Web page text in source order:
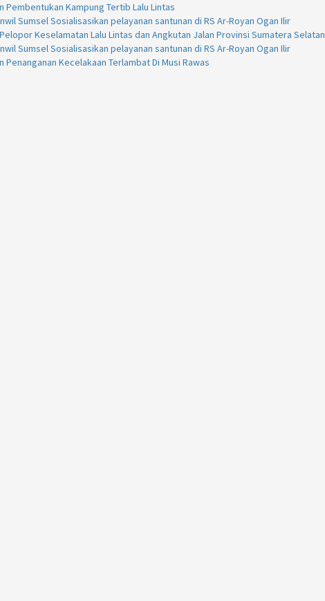
Pembentukan Kampung Tertib Lalu Lintas
Sumsel Sosialisasikan pelayanan santunan di RS Ar-Royan Ogan Ilir
Keselamatan Lalu Lintas dan Angkutan Jalan Provinsi Sumatera Selatan
Sumsel Sosialisasikan pelayanan santunan di RS Ar-Royan Ogan Ilir
Penanganan Kecelakaan Terlambat Di Musi Rawas